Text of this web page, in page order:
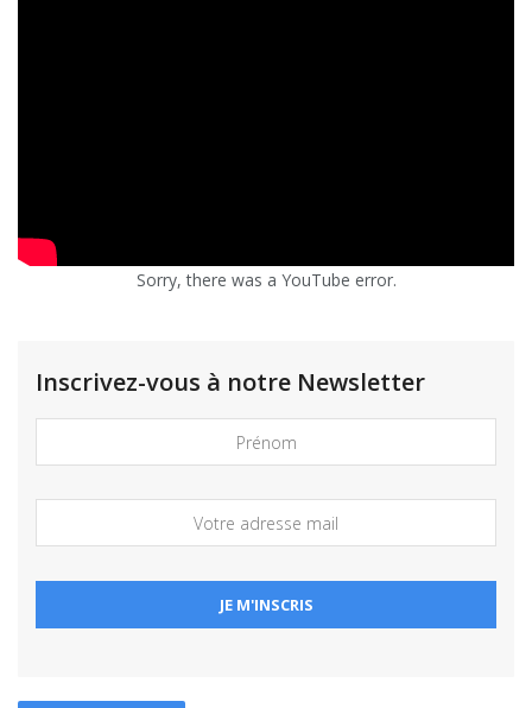
Sorry, there was a YouTube error.
Inscrivez-vous à notre Newsletter